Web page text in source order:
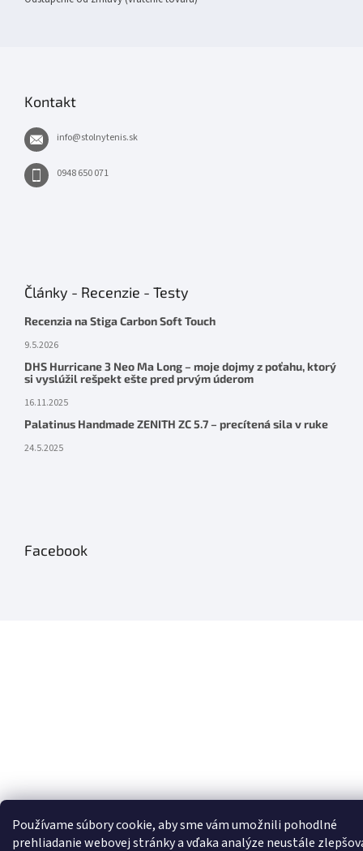
Používame súbory cookie, aby sme vám umožnili pohodlné
prehliadanie webovej stránky a vďaka analýze neustále
Kontakt
info@stolnytenis.sk
0948 650 071
Články - Recenzie - Testy
Recenzia na Stiga Carbon Soft Touch
9.5.2026
DHS Hurricane 3 Neo Ma Long – moje dojmy z poťahu, ktorý
si vyslúžil rešpekt ešte pred prvým úderom
16.11.2025
Palatinus Handmade ZENITH ZC 5.7 – precítená sila v ruke
24.5.2025
Facebook